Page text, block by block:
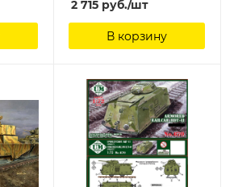
2 715руб./шт
В корзину